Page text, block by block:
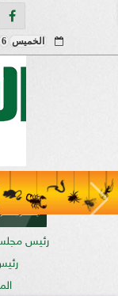
الخميس 6
رئيس مجلس